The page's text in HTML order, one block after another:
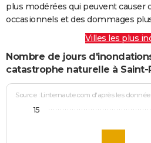
plus modérées qui peuvent causer
occasionnels et des dommages
Villes les plus
Nombre de jours
catastrophe naturelle à
Source : Linternaute.com d'après les
15